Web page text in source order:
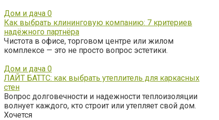
Дом и дача 0
Как выбрать клининговую компанию: 7 критериев
надёжного партнёра
Чистота в офисе, торговом центре или жилом
комплексе — это не просто вопрос эстетики.
Дом и дача 0
ЛАЙТ БАТТС: как выбрать утеплитель для каркасных
стен
Вопрос долговечности и надежности теплоизоляции
волнует каждого, кто строит или утепляет свой дом.
Хочется